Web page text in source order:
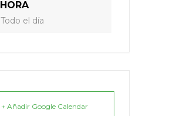
HORA
Todo el día
+ Añadir Google Calendar